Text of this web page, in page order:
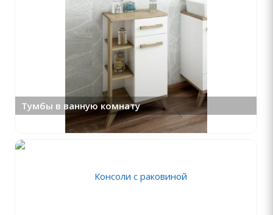
Тумбы в ванную комнату